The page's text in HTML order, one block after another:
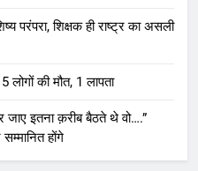
परंपरा, शिक्षक ही राष्ट्र का असली
लोगों की मौत, 1 लापता
इतना क़रीब बैठते थे वो….”
होंगे